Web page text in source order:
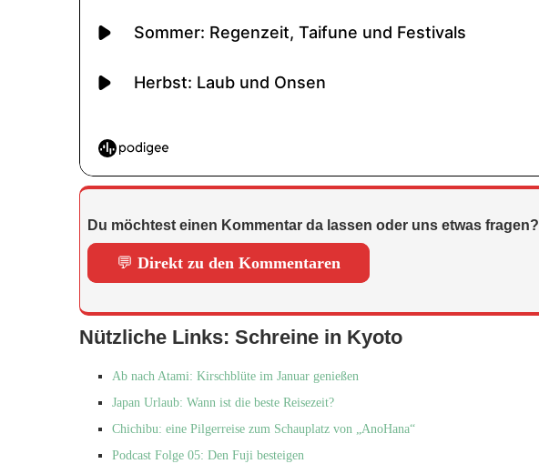
Du möchtest einen Kommentar da lassen oder uns etwas fragen?
💬 Direkt zu den Kommentaren
Nützliche Links: Schreine in Kyoto
Ab nach Atami: Kirschblüte im Januar genießen
Japan Urlaub: Wann ist die beste Reisezeit?
Chichibu: eine Pilgerreise zum Schauplatz von „AnoHana“
Podcast Folge 05: Den Fuji besteigen